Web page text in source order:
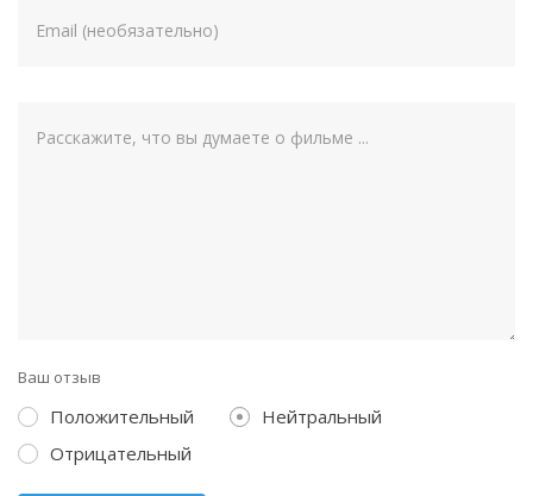
Ваш отзыв
Положительный
Нейтральный
Отрицательный